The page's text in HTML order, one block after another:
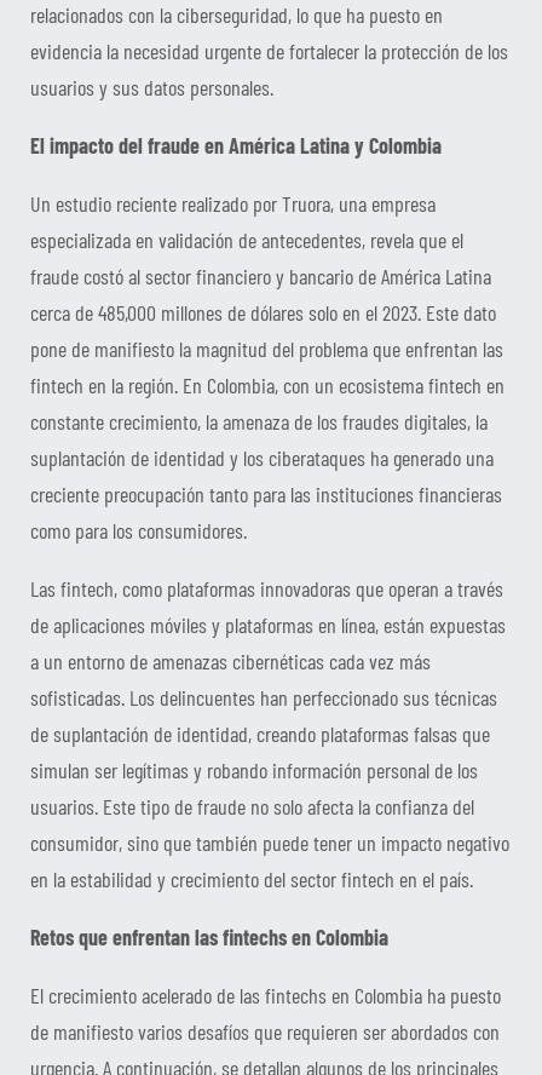
relacionados con la ciberseguridad, lo que ha puesto en
evidencia la necesidad urgente de fortalecer la protección de los
usuarios y sus datos personales.
El impacto del fraude en América Latina y Colombia
Un estudio reciente realizado por Truora, una empresa
especializada en validación de antecedentes, revela que el
fraude costó al sector financiero y bancario de América Latina
cerca de 485,000 millones de dólares solo en el 2023. Este dato
pone de manifiesto la magnitud del problema que enfrentan las
fintech en la región. En Colombia, con un ecosistema fintech en
constante crecimiento, la amenaza de los fraudes digitales, la
suplantación de identidad y los ciberataques ha generado una
creciente preocupación tanto para las instituciones financieras
como para los consumidores.
Las fintech, como plataformas innovadoras que operan a través
de aplicaciones móviles y plataformas en línea, están expuestas
a un entorno de amenazas cibernéticas cada vez más
sofisticadas. Los delincuentes han perfeccionado sus técnicas
de suplantación de identidad, creando plataformas falsas que
simulan ser legítimas y robando información personal de los
usuarios. Este tipo de fraude no solo afecta la confianza del
consumidor, sino que también puede tener un impacto negativo
en la estabilidad y crecimiento del sector fintech en el país.
Retos que enfrentan las fintechs en Colombia
El crecimiento acelerado de las fintechs en Colombia ha puesto
de manifiesto varios desafíos que requieren ser abordados con
urgencia. A continuación, se detallan algunos de los principales